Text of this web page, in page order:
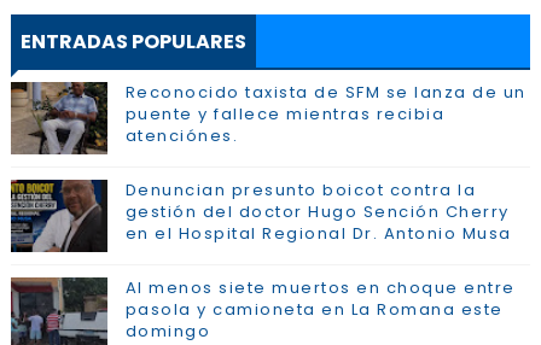
ENTRADAS POPULARES
Reconocido taxista de SFM se lanza de un
puente y fallece mientras recibia
atenciónes.
Denuncian presunto boicot contra la
gestión del doctor Hugo Sención Cherry
en el Hospital Regional Dr. Antonio Musa
Al menos siete muertos en choque entre
pasola y camioneta en La Romana este
domingo